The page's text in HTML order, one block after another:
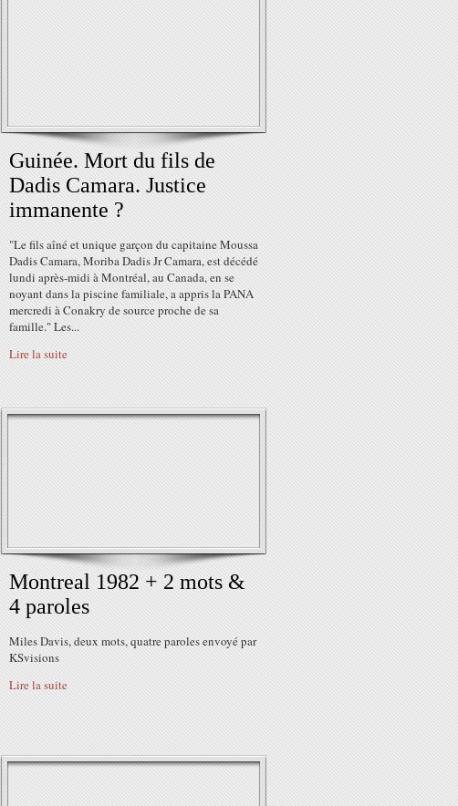
Guinée. Mort du fils de
Dadis Camara. Justice
immanente ?
"Le fils aîné et unique garçon du capitaine Moussa
Dadis Camara, Moriba Dadis Jr Camara, est décédé
lundi après-midi à Montréal, au Canada, en se
noyant dans la piscine familiale, a appris la PANA
mercredi à Conakry de source proche de sa
famille." Les...
Lire la suite
Montreal 1982 + 2 mots &
4 paroles
Miles Davis, deux mots, quatre paroles envoyé par
KSvisions
Lire la suite